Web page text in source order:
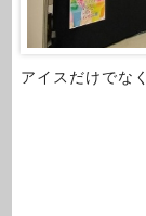
アイスだけでな